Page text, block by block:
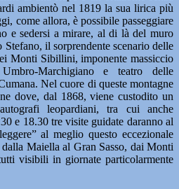
ambientò nel 1819 la sua lirica più
come allora, è possibile passeggiare
e sedersi a mirare, al di là del muro
il sorprendente scenario delle
Monti Sibillini, imponente massiccio
Marchigiano e teatro delle
Nel cuore di queste montagne
dove, dal 1868, viene custodito un
leopardiani, tra cui anche
e 18.30 tre visite guidate daranno al
al meglio questo eccezionale
Maiella al Gran Sasso, dai Monti
visibili in giornate particolarmente